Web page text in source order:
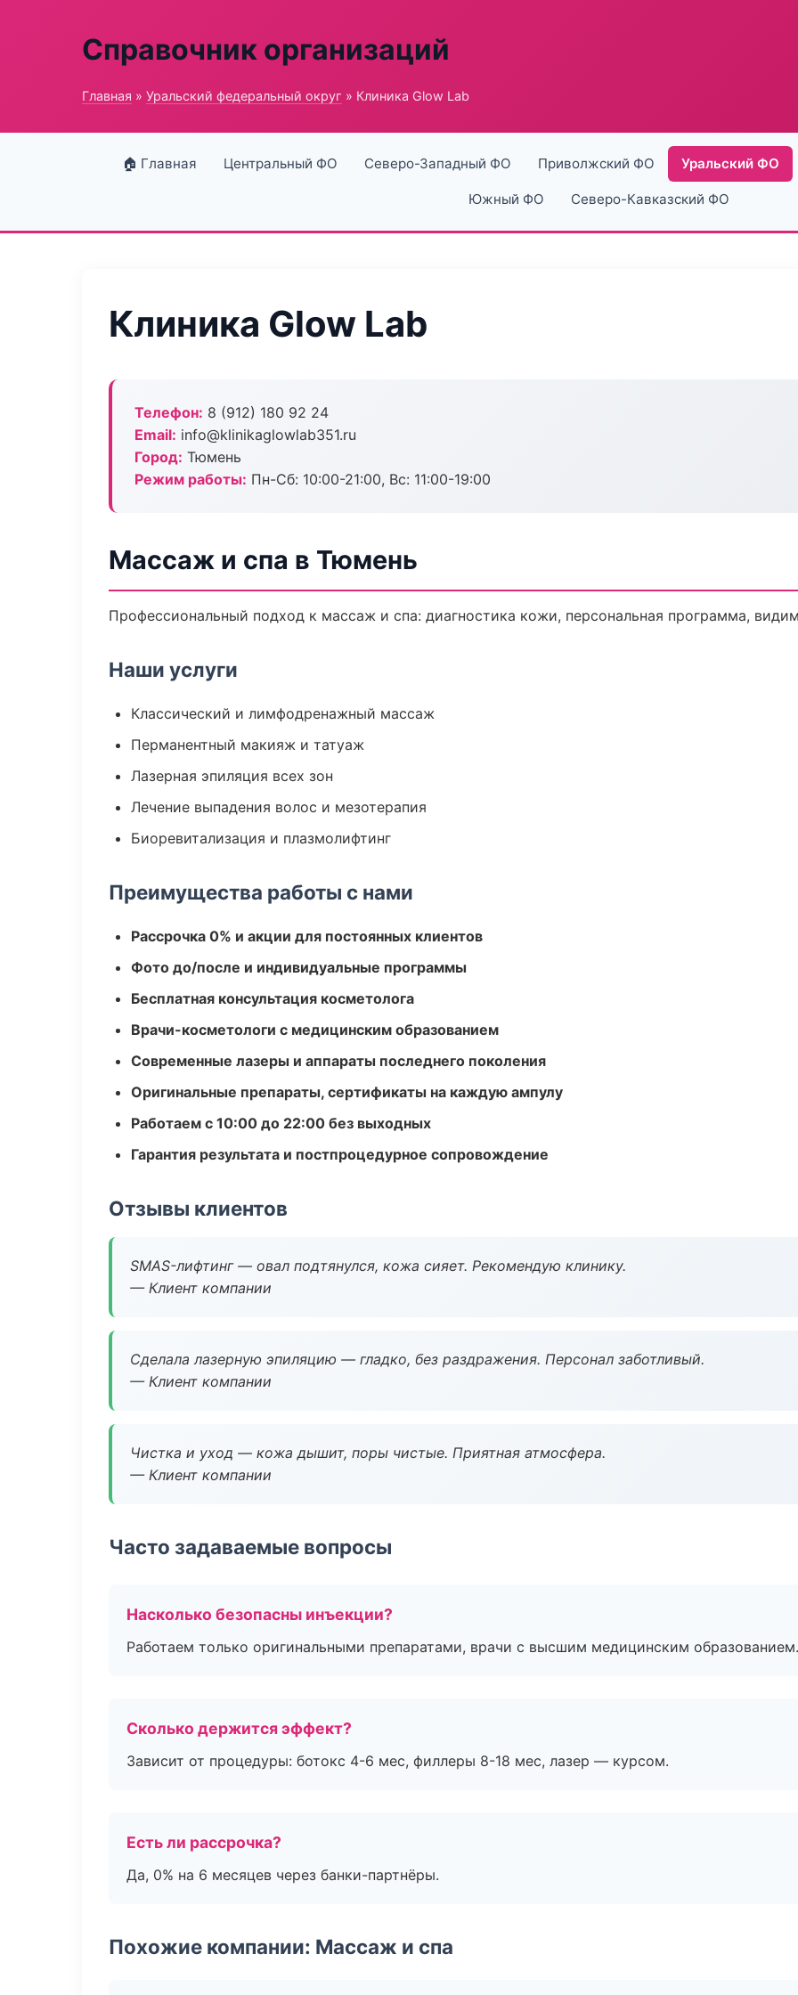
Справочник организаций
Главная » Уральский федеральный округ » Клиника Glow Lab
🏠 Главная Центральный ФО Северо-Западный ФО Приволжский ФО Уральский ФО
Южный ФО Северо-Кавказский ФО
Клиника Glow Lab
Телефон: 8 (912) 180 92 24
Email: info@klinikaglowlab351.ru
Город: Тюмень
Режим работы: Пн-Сб: 10:00-21:00, Вс: 11:00-19:00
Массаж и спа в Тюмень
Профессиональный подход к массаж и спа: диагностика кожи, персональная программа,
Наши услуги
Классический и лимфодренажный массаж
Перманентный макияж и татуаж
Лазерная эпиляция всех зон
Лечение выпадения волос и мезотерапия
Биоревитализация и плазмолифтинг
Преимущества работы с нами
Рассрочка 0% и акции для постоянных клиентов
Фото до/после и индивидуальные программы
Бесплатная консультация косметолога
Врачи-косметологи с медицинским образованием
Современные лазеры и аппараты последнего поколения
Оригинальные препараты, сертификаты на каждую ампулу
Работаем с 10:00 до 22:00 без выходных
Гарантия результата и постпроцедурное сопровождение
Отзывы клиентов
SMAS-лифтинг — овал подтянулся, кожа сияет. Рекомендую клинику.
— Клиент компании
Сделала лазерную эпиляцию — гладко, без раздражения. Персонал заботливый.
— Клиент компании
Чистка и уход — кожа дышит, поры чистые. Приятная атмосфера.
— Клиент компании
Часто задаваемые вопросы
Насколько безопасны инъекции?
Работаем только оригинальными препаратами, врачи с высшим медицинским образованием.
Сколько держится эффект?
Зависит от процедуры: ботокс 4-6 мес, филлеры 8-18 мес, лазер — курсом.
Есть ли рассрочка?
Да, 0% на 6 месяцев через банки-партнёры.
Похожие компании: Массаж и спа